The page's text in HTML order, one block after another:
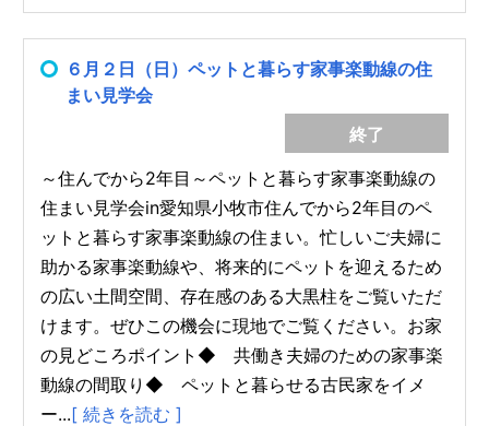
６月２日（日）ペットと暮らす家事楽動線の住
まい見学会
終了
～住んでから2年目～ペットと暮らす家事楽動線の
住まい見学会in愛知県小牧市住んでから2年目のペ
ットと暮らす家事楽動線の住まい。忙しいご夫婦に
助かる家事楽動線や、将来的にペットを迎えるため
の広い土間空間、存在感のある大黒柱をご覧いただ
けます。ぜひこの機会に現地でご覧ください。お家
の見どころポイント◆ 共働き夫婦のための家事楽
動線の間取り◆ ペットと暮らせる古民家をイメ
ー...[ 続きを読む ]